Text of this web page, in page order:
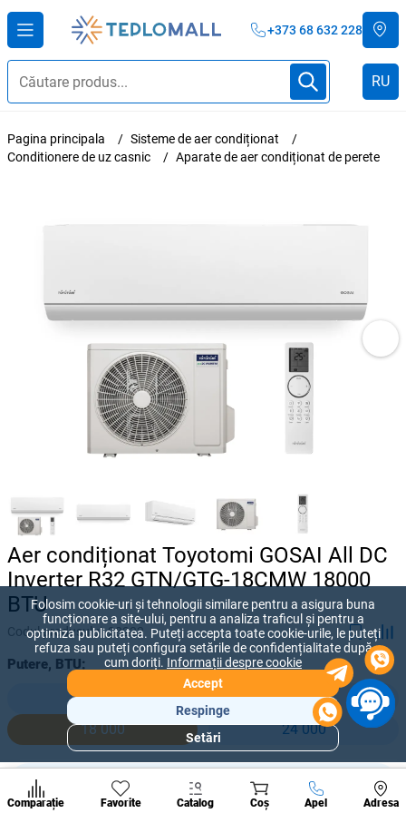
+373 68 632 228
RU
Pagina principala
Sisteme de aer condiționat
Conditionere de uz casnic
Aparate de aer condiționat de perete
Aer condiționat Toyotomi GOSAI All DC
Inverter R32 GTN/GTG-18CMW 18000
BTU
Codul produsului:28222
Putere, BTU:
9 000
12 000
18 000
24 000
25 800 lei
21 500 lei +
Comparație Favorite Catalog Coș Apel Adresa
A suna
populare
de
Folosim cookie-uri și tehnologii similare pentru a asigura buna
funcționare a site-ului, pentru a analiza traficul și pentru a
optimiza publicitatea. Puteți accepta toate cookie-urile, le puteți
refuza sau puteți configura setările de confidențialitate după
cum doriți. Informații despre cookie
Accept
Respinge
Setări